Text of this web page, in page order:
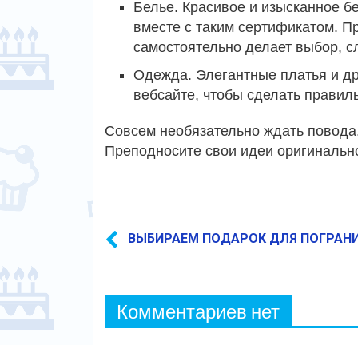
Белье. Красивое и изысканное
вместе с таким сертификатом.
самостоятельно делает выбор,
Одежда. Элегантные платья и
вебсайте, чтобы сделать
Совсем необязательно ждать
Преподносите свои идеи
ВЫБИРАЕМ ПОДАРОК ДЛЯ
Комментариев нет